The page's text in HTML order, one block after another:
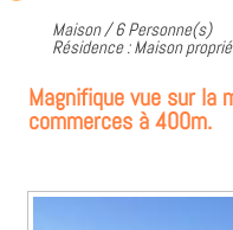
Maison / 6 Personne(s)
Résidence : Maison
Magnifique vue sur la
commerces à 400m.